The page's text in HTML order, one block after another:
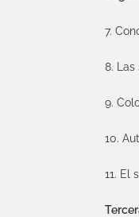
7.
8.
9.
10.
11. El